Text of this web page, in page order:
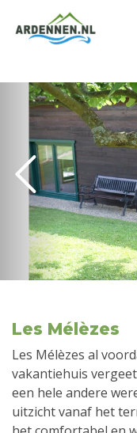
Les Mélèzes
Les Mélèzes al
vakantiehuis
een hele andere
uitzicht vanaf het